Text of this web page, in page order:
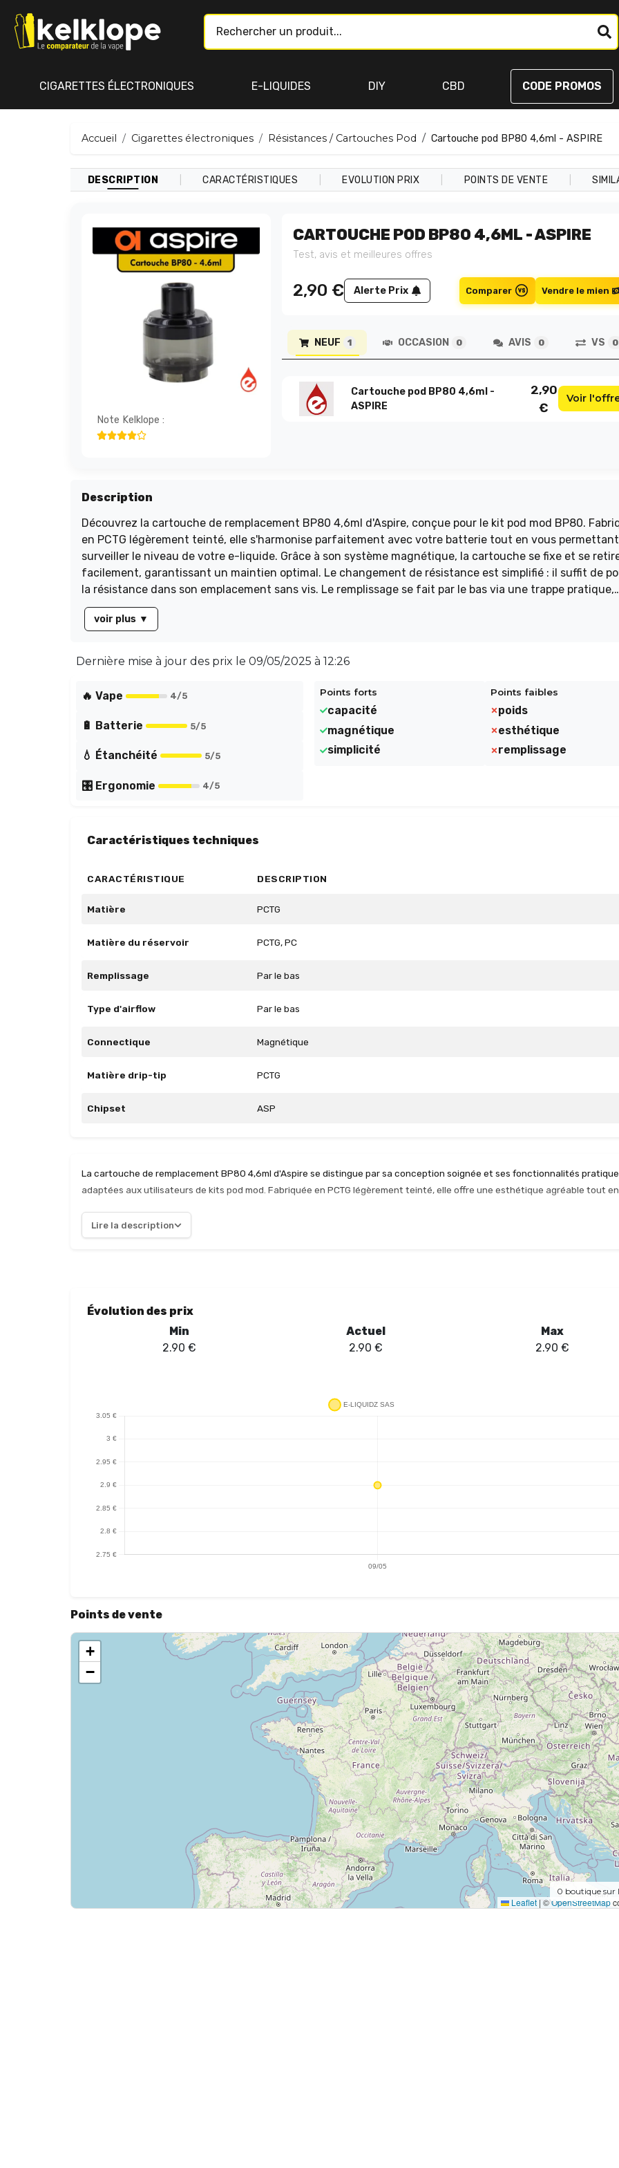
CIGARETTES ÉLECTRONIQUES E-LIQUIDES DIY CBD CODE PROMOS
Accueil Cigarettes électroniques Résistances / Cartouches Pod Cartouche pod BP80 4,6ml - ASPIRE
DESCRIPTION CARACTÉRISTIQUES EVOLUTION PRIX POINTS DE VENTE
Note Kelklope :
CARTOUCHE POD BP80 4,6ML - ASPIRE
Test, avis et meilleures offres
2,90 € Alerte Prix Comparer Vendre le mien
NEUF 1 OCCASION 0 AVIS 0 VS 0
Cartouche pod BP80 4,6ml -
ASPIRE
2,90
€
Voir
Description
Découvrez la cartouche de remplacement BP80 4,6ml d'Aspire, conçue pour le kit pod mod BP80.
en PCTG légèrement teinté, elle s'harmonise parfaitement avec votre batterie tout en vous
surveiller le niveau de votre e-liquide. Grâce à son système magnétique, la cartouche se fixe et se
facilement, garantissant un maintien optimal. Le changement de résistance est simplifié : il suffit de
la résistance dans son emplacement sans vis. Le remplissage se fait par le bas via une trappe pratique,
offrant une capacité généreuse de 4,6ml.
voir plus ▼
Dernière mise à jour des prix le 09/05/2025 à 12:26
🔥 Vape 4/5
🔋 Batterie 5/5
💧 Étanchéité 5/5
🎛️ Ergonomie 4/5
Points forts
capacité
magnétique
simplicité
Points faibles
poids
esthétique
remplissage
Caractéristiques techniques
CARACTÉRISTIQUE DESCRIPTION
Matière PCTG
Matière du réservoir PCTG, PC
Remplissage Par le bas
Type d'airflow Par le bas
Connectique Magnétique
Matière drip-tip PCTG
Chipset ASP
La cartouche de remplacement BP80 4,6ml d'Aspire se distingue par sa conception soignée et ses fonctionnalités
adaptées aux utilisateurs de kits pod mod. Fabriquée en PCTG légèrement teinté, elle offre une esthétique agréable tout en
système de fixation magnétique est un véritable point fort, garantissant une installation et un retrait aisés de la cartouche.
fonctionnalité assure également un maintien optimal, évitant tout risque de fuite. Le changement de résistance est simplifié
cartouche BP80 d'Aspire allie fonctionnalité et design, faisant d'elle un choix judicieux pour les utilisateurs à la recherche
Lire la description
Évolution des prix
Min
2.90 €
Actuel
2.90 €
Max
2.90 €
Points de vente
+
−
Leaflet | ©OpenStreetMap
0 boutique sur